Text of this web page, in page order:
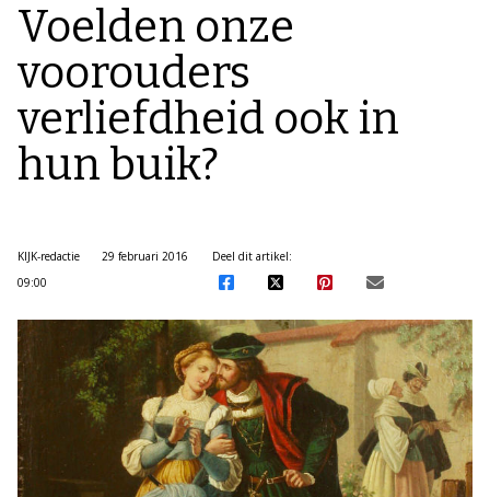
Voelden onze
voorouders
verliefdheid ook in
hun buik?
KIJK-redactie
29 februari 2016
09:00
Deel dit artikel: